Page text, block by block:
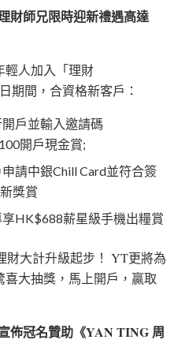
財師兄限時迎新禮遇高達
輕人加入「理財
期間，合資格新客戶：
戶並輸入邀請碼
開戶現金賞;
請中銀Chill Card並符合簽
獎賞
HK$688薪星級手機出糧賞
財大計升級起步！ YT更將為
喜大抽獎，馬上開戶，贏取
佈冠名贊助《YAN TING 周